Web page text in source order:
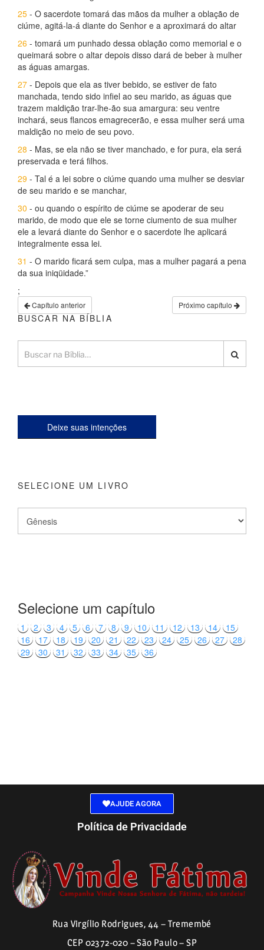
25 - O sacerdote tomará das mãos da mulher a oblação de
ciúme, agitá-la-á diante do Senhor e a aproximará do altar
26 - tomará um punhado dessa oblação como memorial e o
queimará sobre o altar depois disso dará de beber à mulher
as águas amargas.
27 - Depois que ela as tiver bebido, se estiver de fato
manchada, tendo sido infiel ao seu marido, as águas que
trazem maldição trar-lhe-ão sua amargura: seu ventre
inchará, seus flancos emagrecerão, e essa mulher será uma
maldição no meio de seu povo.
28 - Mas, se ela não se tiver manchado, e for pura, ela será
preservada e terá filhos.
29 - Tal é a lei sobre o ciúme quando uma mulher se desviar
de seu marido e se manchar,
30 - ou quando o espírito de ciúme se apoderar de seu
marido, de modo que ele se torne ciumento de sua mulher
ele a levará diante do Senhor e o sacerdote lhe aplicará
integralmente essa lei.
31 - O marido ficará sem culpa, mas a mulher pagará a pena
da sua iniqüidade.”
;
Capítulo anterior Próximo capítulo
BUSCAR NA BÍBLIA
Deixe suas intenções
SELECIONE UM LIVRO
Selecione um capítulo
1 2 3 4 5 6 7 8 9 10 11 12 13 14
15
16
17 18 19 20 21 22 23 24 25 26 27
28
29
30 31 32 33 34 35 36
AJUDE AGORA
Política de Privacidade
Rua Virgílio Rodrigues, 44 – Tremembé
CEP 02372-020 – São Paulo – SP